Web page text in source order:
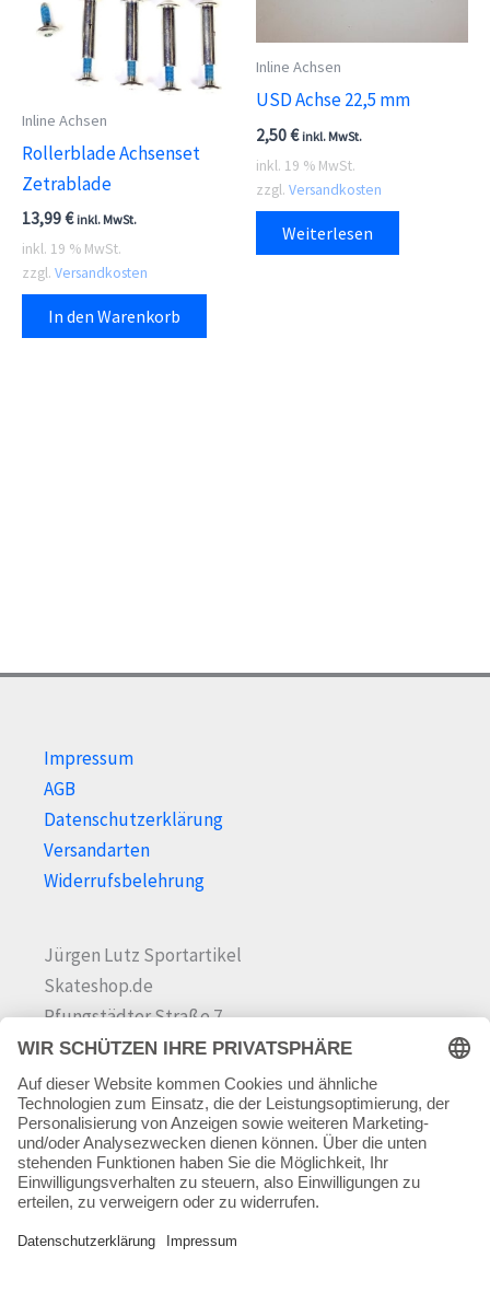
Inline Achsen
Rollerblade Achsenset
Zetrablade
13,99€ inkl. MwSt.
inkl. 19 % MwSt.
zzgl. Versandkosten
In den Warenkorb
Inline Achsen
USD Achse 22,5 mm
2,50€ inkl. MwSt.
inkl. 19 % MwSt.
zzgl. Versandkosten
Weiterlesen
Impressum
AGB
Datenschutzerklärung
Versandarten
Widerrufsbelehrung
Jürgen Lutz Sportartikel
Skateshop.de
Pfungstädter Straße 7
64342 Seeheim-Jugenheim
Tel.06257 868181
Mail:info@skateshop.de
Warenkorb
Mein Konto